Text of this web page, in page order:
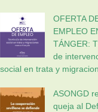
OFERTA
EMPLEO
TÁNGER:
de
social en trata y
ASONGD
queja al